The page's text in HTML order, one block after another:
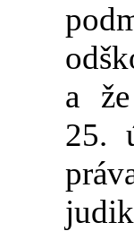
a
25.